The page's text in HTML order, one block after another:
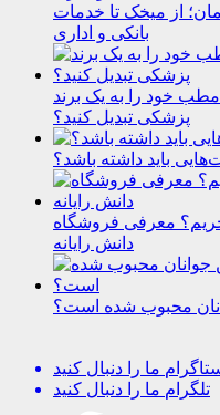
از میخک تا خدمات
بانکی و اداری
خود را به یک برند
پزشکی تبدیل کنید؟
باید داشته باشد؟
معرفی فروشگاه
دانش رایانه
محبوب شده است؟
ما را دنبال کنید
تلگرام ما را دنبال کنید